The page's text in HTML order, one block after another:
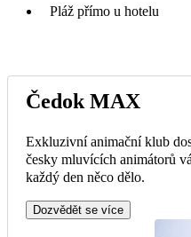
Pláž přímo u hotelu
Čedok MAX
Exkluzivní animační klub
česky mluvících animátorů
každý den něco dělo.
Dozvědět se více